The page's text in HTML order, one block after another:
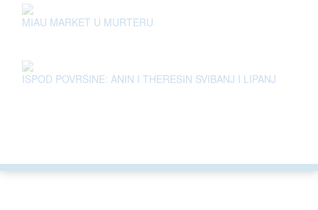
MIAU MARKET U MURTERU
ISPOD POVRŠINE: ANIN I THERESIN SVIBANJ I LIPANJ